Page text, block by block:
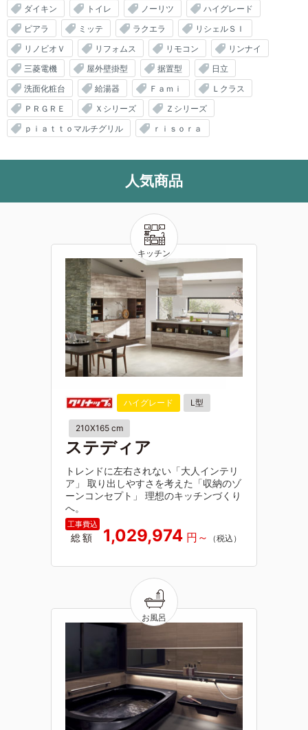
ダイキン
トイレ ノーリツ
ハイグレード
ピアラ
ミッテ ラクエラ
リシェルＳＩ
リノビオＶ
リフォムス リモコン
リンナイ
三菱電機
屋外壁掛型 据置型
日立
洗面化粧台
給湯器 Ｆａｍｉ
Ｌクラス
ＰＲＧＲＥ
Ｘシリーズ
Ｚシリーズ
ｐｉａｔｔｏマルチグリル
ｒｉｓｏｒａ
人気商品
ハイグレード L型
210X165 cm
ステディア
トレンドに左右されない「大人インテリ
ア」 取り出しやすさを考えた「収納のゾ
ーンコンセプト」 理想のキッチンづくり
へ。
総額 1,029,974